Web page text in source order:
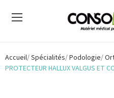
Accueil Spécialités Podologie
PROTECTEUR HALLUX VALGUS ET